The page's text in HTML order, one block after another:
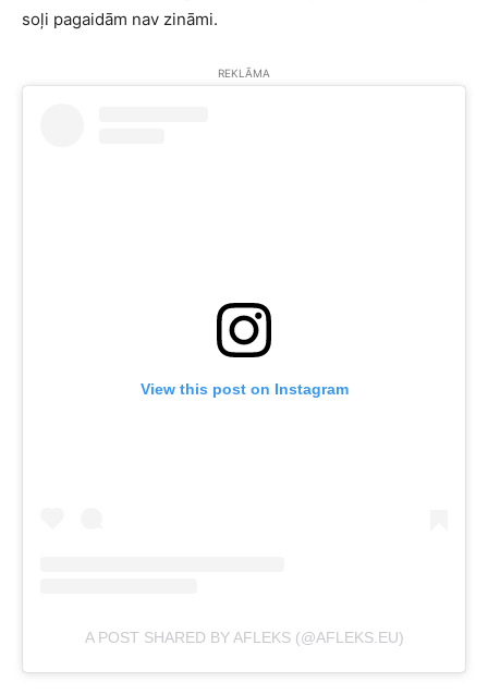
soļi pagaidām nav zināmi.
REKLĀMA
View this post on Instagram
A POST SHARED BY AFLEKS (@AFLEKS.EU)